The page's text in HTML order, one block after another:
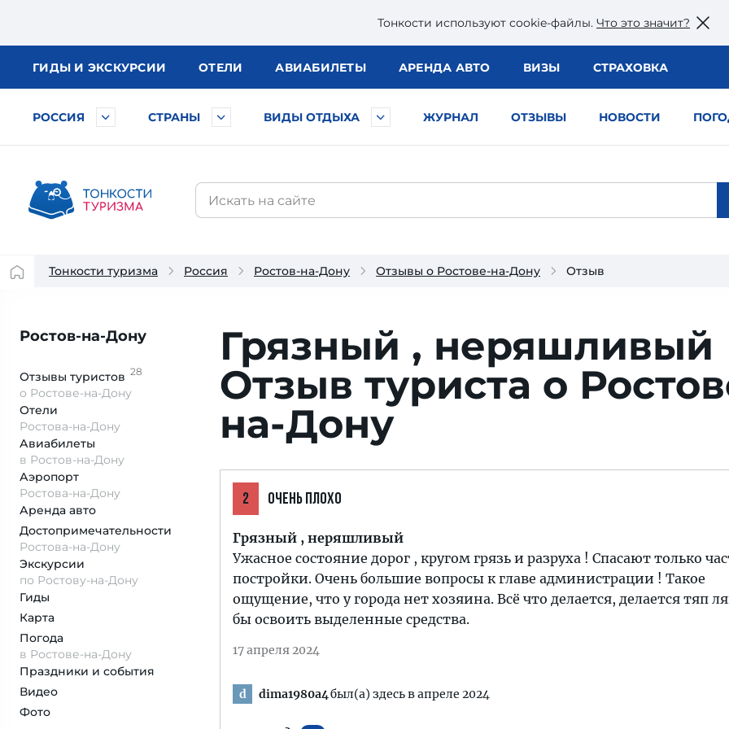
Тонкости используют сookie-файлы. Что это значит?
ГИДЫ И ЭКСКУРСИИ ОТЕЛИ АВИАБИЛЕТЫ АРЕНДА АВТО ВИЗЫ СТРАХОВКА
РОССИЯ СТРАНЫ ВИДЫ ОТДЫХА ЖУРНАЛ ОТЗЫВЫ НОВОСТИ
Тонкости туризма Россия Ростов-на-Дону Отзывы о Ростове-на-Дону Отзыв
Ростов-на-Дону
Отзывы туристов 28
о Ростове-на-Дону
Отели
Ростова-на-Дону
Авиабилеты
в Ростов-на-Дону
Аэропорт
Ростова-на-Дону
Аренда авто
Достопримеча­тельности
Ростова-на-Дону
Экскурсии
по Ростову-на-Дону
Гиды
Карта
Погода
в Ростове-на-Дону
Праздники и события
Видео
Фото
Грязный , неряшливый
Отзыв туриста о
на-Дону
2 ОЧЕНЬ ПЛОХО
Грязный , неряшливый
Ужасное состояние дорог , кругом грязь и разруха ! Спасают только
постройки. Очень большие вопросы к главе администрации ! Такое
ощущение, что у города нет хозяина. Всё что делается, делается тяп
бы освоить выделенные средства.
17 апреля 2024
d dima1980a4был(а) здесь в апреле 2024